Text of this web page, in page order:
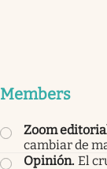
Members
Zoom
cambiar de
Opinión. El